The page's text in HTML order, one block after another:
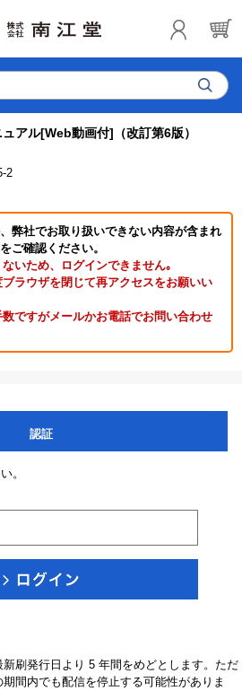
アル[Web動画付]（改訂第6版）
2
弊社でお取り扱いできない内容が含まれ
ご確認ください。
いため、ログインできません｡
ラウザを閉じて再アクセスをお願いい
ですがメールかお電話でお問い合わせ
認証
。
新刷発行日より 5 年間をめどとします。ただ
間内でも配信を停止する可能性がありま